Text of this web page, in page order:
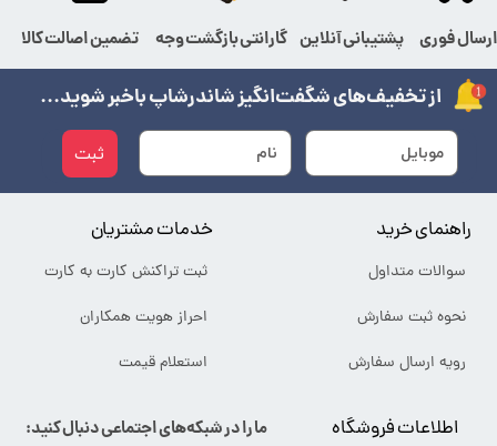
ما را در شبکه‌های اجتماعی دنبال کنید:
ثبت
از تخفیف‌های شگفت‌انگیز شاندرشاپ باخبر شوید...
اطلاعات فروشگاه
خدمات مشتریان
ثبت تراکنش کارت به کارت
احراز هویت همکاران
استعلام قیمت
راهنمای خرید
سوالات متداول
نحوه ثبت سفارش
رویه ارسال سفارش
ارسال فوری پشتیبانی آنلاین گارانتی بازگشت وجه تضمین اصالت کالا